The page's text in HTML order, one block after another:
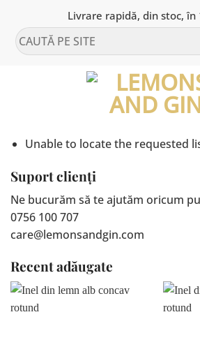
content
Livrare rapidă, din stoc, în
Caută
după:
Unable to locate the requested
Suport clienți
Ne bucurăm să te ajutăm oricum
0756 100 707
care@lemonsandgin.com
Recent adăugate